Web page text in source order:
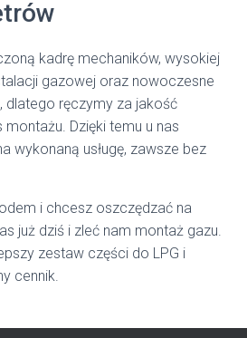
kadrę mechaników, wysokiej
gazowej oraz nowoczesne
dlatego ręczymy za jakość
Dzięki temu u nas
wykonaną usługę, zawsze bez
i chcesz oszczędzać na
już dziś i zleć nam montaż gazu.
zestaw części do LPG i
cennik.